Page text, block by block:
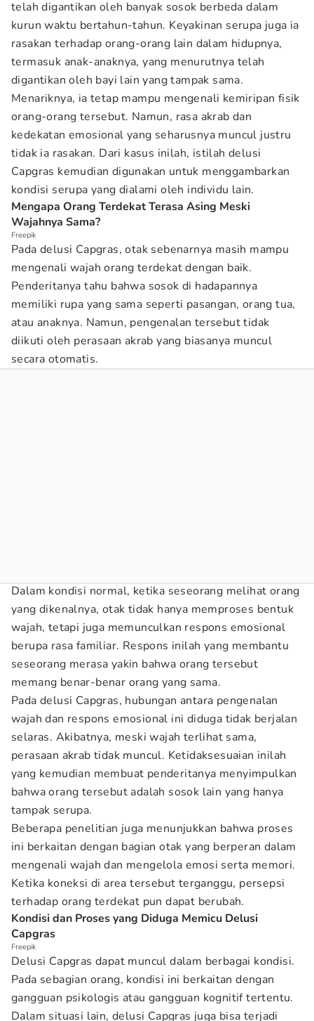
telah digantikan oleh banyak sosok berbeda dalam
kurun waktu bertahun-tahun. Keyakinan serupa juga ia
rasakan terhadap orang-orang lain dalam hidupnya,
termasuk anak-anaknya, yang menurutnya telah
digantikan oleh bayi lain yang tampak sama.
Menariknya, ia tetap mampu mengenali kemiripan fisik
orang-orang tersebut. Namun, rasa akrab dan
kedekatan emosional yang seharusnya muncul justru
tidak ia rasakan. Dari kasus inilah, istilah delusi
Capgras kemudian digunakan untuk menggambarkan
kondisi serupa yang dialami oleh individu lain.
Mengapa Orang Terdekat Terasa Asing Meski
Wajahnya Sama?
Freepik
Pada delusi Capgras, otak sebenarnya masih mampu
mengenali wajah orang terdekat dengan baik.
Penderitanya tahu bahwa sosok di hadapannya
memiliki rupa yang sama seperti pasangan, orang tua,
atau anaknya. Namun, pengenalan tersebut tidak
diikuti oleh perasaan akrab yang biasanya muncul
secara otomatis.
Dalam kondisi normal, ketika seseorang melihat orang
yang dikenalnya, otak tidak hanya memproses bentuk
wajah, tetapi juga memunculkan respons emosional
berupa rasa familiar. Respons inilah yang membantu
seseorang merasa yakin bahwa orang tersebut
memang benar-benar orang yang sama.
Pada delusi Capgras, hubungan antara pengenalan
wajah dan respons emosional ini diduga tidak berjalan
selaras. Akibatnya, meski wajah terlihat sama,
perasaan akrab tidak muncul. Ketidaksesuaian inilah
yang kemudian membuat penderitanya menyimpulkan
bahwa orang tersebut adalah sosok lain yang hanya
tampak serupa.
Beberapa penelitian juga menunjukkan bahwa proses
ini berkaitan dengan bagian otak yang berperan dalam
mengenali wajah dan mengelola emosi serta memori.
Ketika koneksi di area tersebut terganggu, persepsi
terhadap orang terdekat pun dapat berubah.
Kondisi dan Proses yang Diduga Memicu Delusi
Capgras
Freepik
Delusi Capgras dapat muncul dalam berbagai kondisi.
Pada sebagian orang, kondisi ini berkaitan dengan
gangguan psikologis atau gangguan kognitif tertentu.
Dalam situasi lain, delusi Capgras juga bisa terjadi